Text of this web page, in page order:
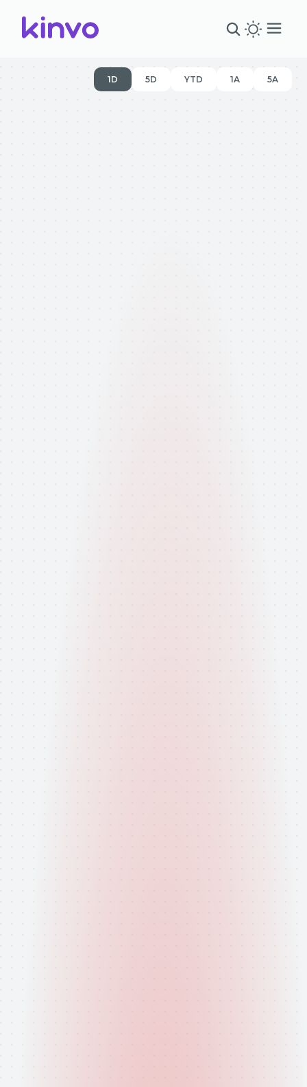
1D 5D YTD 1A 5A